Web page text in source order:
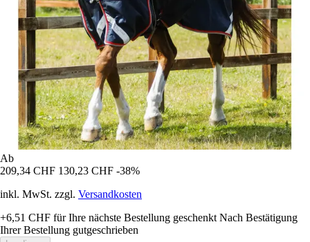
Ab
209,34 CHF 130,23 CHF -38%
inkl. MwSt. zzgl. Versandkosten
+6,51 CHF für Ihre nächste Bestellung geschenkt Nach Bestätigung
Ihrer Bestellung gutgeschrieben